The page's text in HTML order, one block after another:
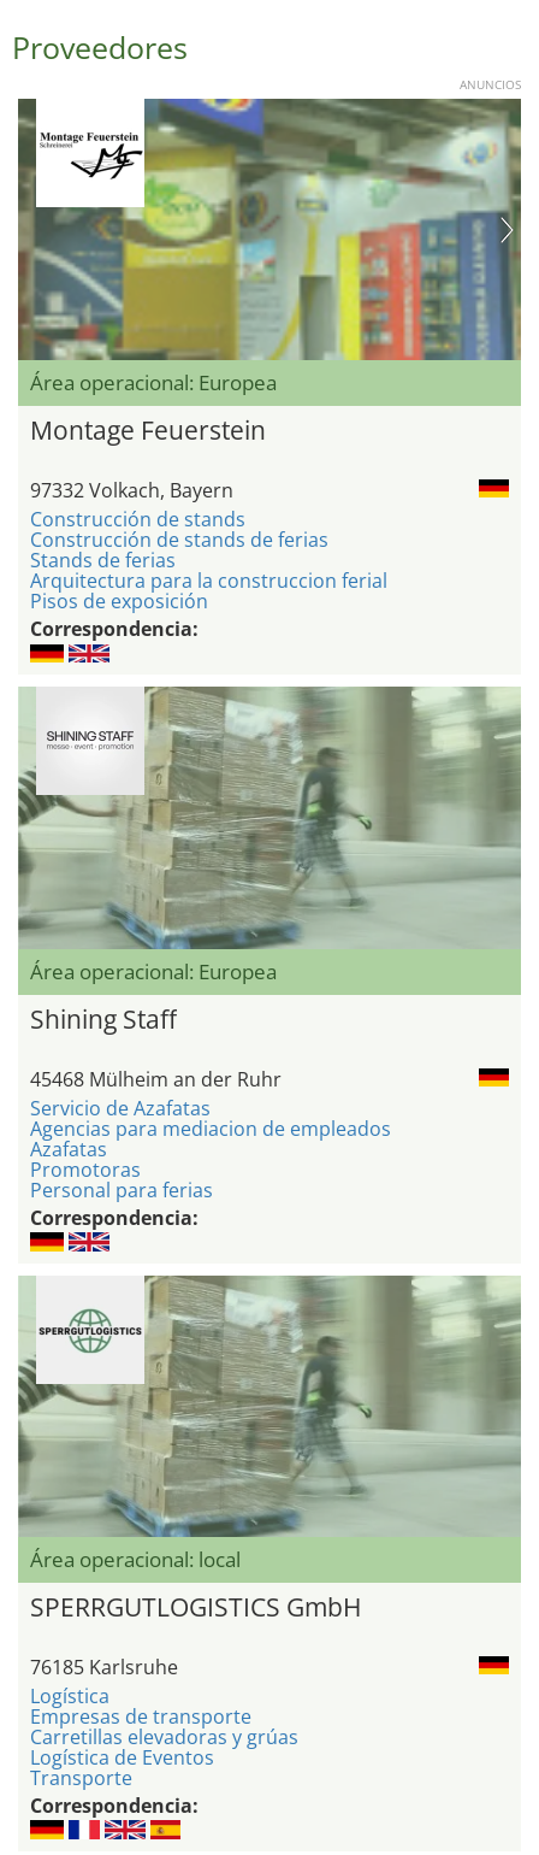
Proveedores
ANUNCIOS
Área operacional: Europea
Montage Feuerstein
97332 Volkach, Bayern
Construcción de stands
Construcción de stands de ferias
Stands de ferias
Arquitectura para la construccion ferial
Pisos de exposición
Correspondencia:
Área operacional: Europea
Shining Staff
45468 Mülheim an der Ruhr
Servicio de Azafatas
Agencias para mediacion de empleados
Azafatas
Promotoras
Personal para ferias
Correspondencia:
Área operacional: local
SPERRGUTLOGISTICS GmbH
76185 Karlsruhe
Logística
Empresas de transporte
Carretillas elevadoras y grúas
Logística de Eventos
Transporte
Correspondencia: